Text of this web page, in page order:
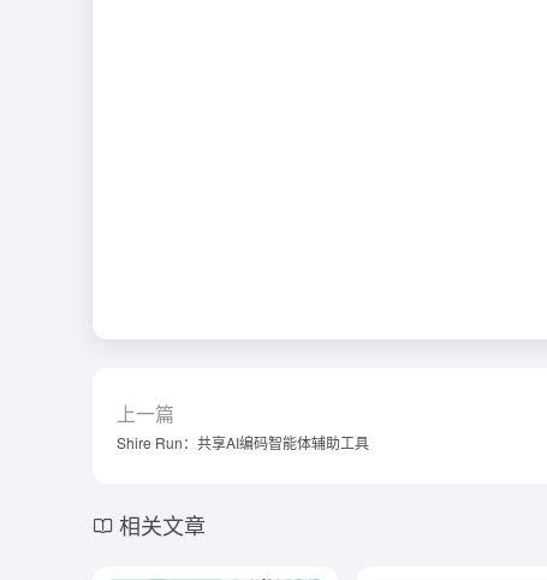
上一篇
Shire Run：共享AI编码智能体辅助工具
相关文章